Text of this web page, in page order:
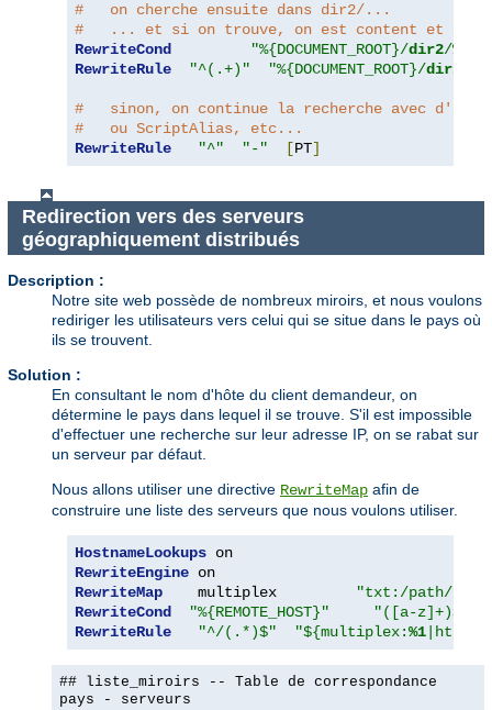
#   on cherche ensuite dans dir2/...
#   ... et si on trouve, on est content et on
RewriteCond
"%{DOCUMENT_ROOT}/dir2/
RewriteRule
"^(.+)" "%{DOCUMENT_ROOT}/dir2
#   sinon, on continue la recherche avec
#   ou ScriptAlias, etc...
RewriteRule
"^" "-" [PT]
Redirection vers des serveurs
géographiquement distribués
Description :
Notre site web possède de nombreux miroirs, et nous voulons
rediriger les utilisateurs vers celui qui se situe dans le pays où
ils se trouvent.
Solution :
En consultant le nom d'hôte du client demandeur, on
détermine le pays dans lequel il se trouve. S'il est impossible
d'effectuer une recherche sur leur adresse IP, on se rabat sur
un serveur par défaut.
Nous allons utiliser une directive RewriteMap afin de
construire une liste des serveurs que nous voulons utiliser.
HostnameLookups
RewriteEngine
RewriteMap
    multiplex
"txt:/path/to/
RewriteCond
"%{REMOTE_HOST}"
"([a-z]+)$
RewriteRule
"^/(.*)$" "${multiplex:%1 |http://
## liste_miroirs -- Table de correspondance
pays - serveurs